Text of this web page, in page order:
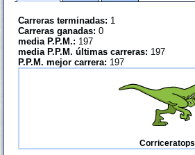
Carreras terminadas: 1
Carreras ganadas: 0
media P.P.M.: 197
media P.P.M. últimas carreras: 197
P.P.M. mejor carrera: 197
Corriceratops